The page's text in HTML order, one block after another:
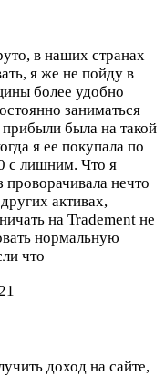
в наших странах
я же не пойду в
более удобно
заниматься
была на такой
я ее покупала по
с лишним. Что я
проворачивала нечто
активах,
на Tradement не
нормальную
что
доход на сайте,